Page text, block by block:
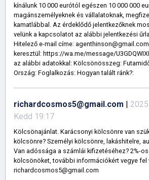
kínálunk 10 000 eurótól egészen 10 000 000
magánszemélyeknek és vállalatoknak,
kamatlábbal. Az érdeklődő jelentkezőknek
velünk a kapcsolatot az alábbi jelentkezési
Hitelező e-mail címe:
keresztül: https://wa.me/message/
az alábbi adatokkal: Kölcsönösszeg:
Ország: Foglalkozás: Hogyan talált ránk?:
richardcosmos5@gmail.com |
Kedd 19:17
Kölcsönajánlat. Karácsonyi kölcsönre van
kölcsönre? Személyi kölcsönre, lakáshitelre,
Van adóssága a számlái kifizetéséhez? 2%-
kölcsönöket, további információkért vegye fel
richardcosmos5@gmail.com